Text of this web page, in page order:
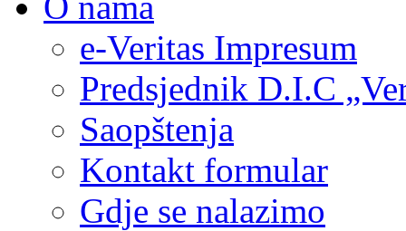
e-Veritas Impresum
Predsjednik D.I.C
Saopštenja
Kontakt formular
Gdje se nalazimo